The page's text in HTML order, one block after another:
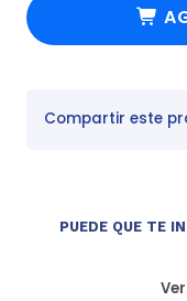
Compartir este
PUEDE QUE TE